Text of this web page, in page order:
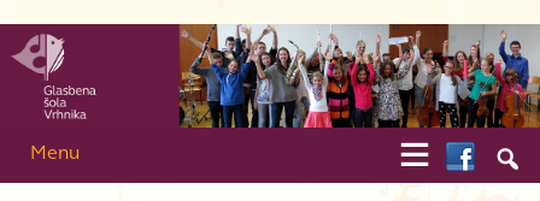

Menu 